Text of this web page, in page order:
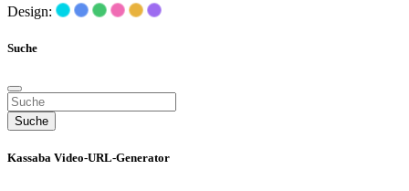
Design:
Suche
Suche
Kassaba Video-URL-Generator